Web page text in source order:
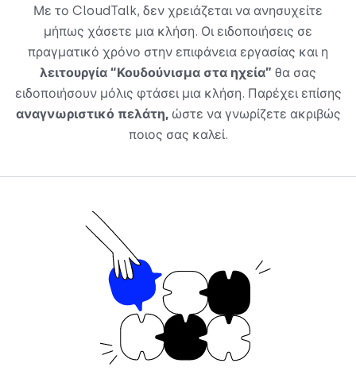
Με το CloudTalk, δεν χρειάζεται να ανησυχείτε
μήπως χάσετε μια κλήση. Οι ειδοποιήσεις σε
πραγματικό χρόνο στην επιφάνεια εργασίας και η
λειτουργία “Κουδούνισμα στα ηχεία” θα σας
ειδοποιήσουν μόλις φτάσει μια κλήση. Παρέχει επίσης
αναγνωριστικό πελάτη, ώστε να γνωρίζετε ακριβώς
ποιος σας καλεί.